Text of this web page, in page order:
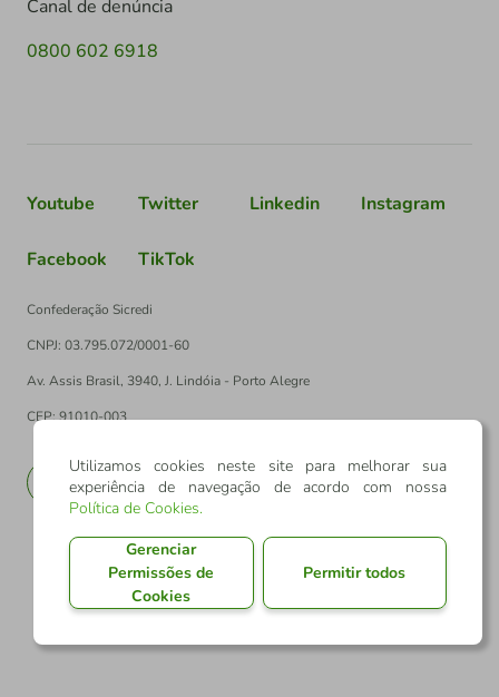
Canal de denúncia
0800 602 6918
Youtube Twitter Linkedin Instagram
Facebook TikTok
Confederação Sicredi
CNPJ: 03.795.072/0001-60
Av. Assis Brasil, 3940, J. Lindóia - Porto Alegre
CEP: 91010-003
EN
Utilizamos cookies neste site para melhorar sua
experiência de navegação de acordo com nossa
Política de Cookies.
Gerenciar
Permissões de
Cookies
Permitir todos